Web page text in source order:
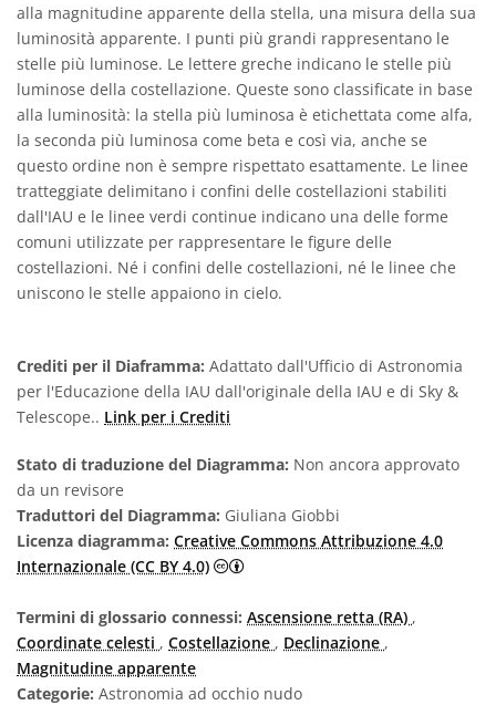
alla magnitudine apparente della stella, una misura della sua
luminosità apparente. I punti più grandi rappresentano le
stelle più luminose. Le lettere greche indicano le stelle più
luminose della costellazione. Queste sono classificate in base
alla luminosità: la stella più luminosa è etichettata come alfa,
la seconda più luminosa come beta e così via, anche se
questo ordine non è sempre rispettato esattamente. Le linee
tratteggiate delimitano i confini delle costellazioni stabiliti
dall'IAU e le linee verdi continue indicano una delle forme
comuni utilizzate per rappresentare le figure delle
costellazioni. Né i confini delle costellazioni, né le linee che
uniscono le stelle appaiono in cielo.
Crediti per il Diaframma: Adattato dall'Ufficio di Astronomia
per l'Educazione della IAU dall'originale della IAU e di Sky &
Telescope.. Link per i Crediti
Stato di traduzione del Diagramma: Non ancora approvato
da un revisore
Traduttori del Diagramma: Giuliana Giobbi
Licenza diagramma: Creative Commons Attribuzione 4.0
Internazionale (CC BY 4.0)
Creative Commons Attribuzione
Termini di glossario connessi: Ascensione retta (RA) ,
Coordinate celesti , Costellazione , Declinazione ,
Magnitudine apparente
Categorie: Astronomia ad occhio nudo